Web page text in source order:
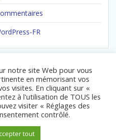
FR
de Coeur. Built using WordPress
notre site Web pour vous
en mémorisant vos
visites. En cliquant sur «
à l'utilisation de TOUS les
visiter « Réglages des
contrôlé.
tout